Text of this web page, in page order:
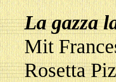
La gazza
Mit
Rosetta